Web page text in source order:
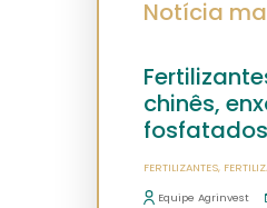
Notícia
chinês,
fosfatados
FERTILIZANTES
Equipe Agrinvest